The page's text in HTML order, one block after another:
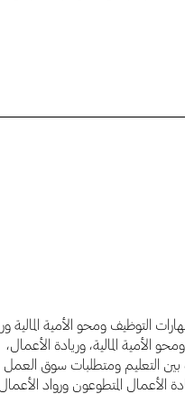
التوظيف ومحو الأمية المالية
الأمية المالية، وريادة الأعمال،
بين التعليم ومتطلبات سوق
الأعمال المتطوعون ورواد